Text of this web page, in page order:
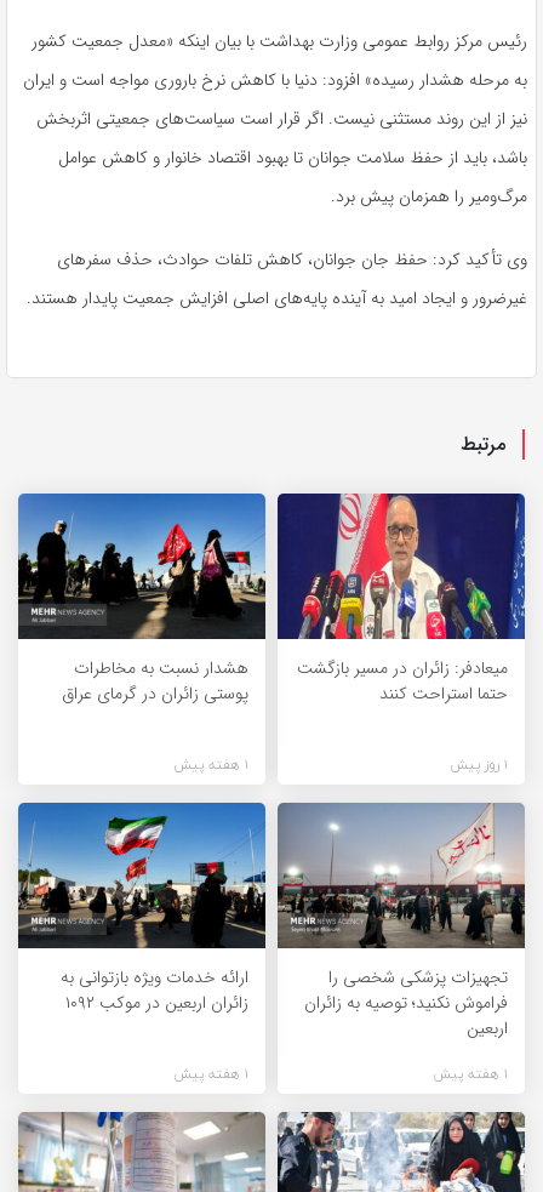
رئیس مرکز روابط عمومی وزارت بهداشت با بیان اینکه «معدل جمعیت کشور
به مرحله هشدار رسیده» افزود: دنیا با کاهش نرخ باروری مواجه است و ایران
نیز از این روند مستثنی نیست. اگر قرار است سیاست‌های جمعیتی اثربخش
باشد، باید از حفظ سلامت جوانان تا بهبود اقتصاد خانوار و کاهش عوامل
مرگ‌ومیر را همزمان پیش برد.
وی تأکید کرد: حفظ جان جوانان، کاهش تلفات حوادث، حذف سفرهای
غیرضرور و ایجاد امید به آینده پایه‌های اصلی افزایش جمعیت پایدار هستند.
مرتبط
میعادفر: زائران در مسیر بازگشت
حتما استراحت کنند
1 روز پیش
هشدار نسبت به مخاطرات
پوستی زائران در گرمای عراق
1 هفته پیش
تجهیزات پزشکی شخصی را
فراموش نکنید؛ توصیه به زائران
اربعین
1 هفته پیش
ارائه خدمات ویژه بازتوانی به
زائران اربعین در موکب ۱۰۹۲
1 هفته پیش